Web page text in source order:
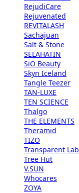
RejudiCare
Rejuvenated
REVITALASH
Sachajuan
Salt & Stone
SELAHATIN
SiO Beauty
Skyn Iceland
Tangle Teezer
TAN-LUXE
TEN SCIENCE
Thalgo
THE ELEMENTS
Theramid
TIZO
Transparent Lab
Tree Hut
V.SUN
Whocares
ZOYA